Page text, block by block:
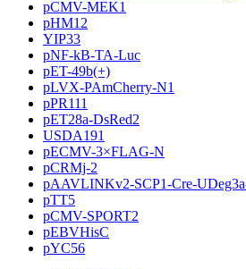
pCMV-MEK1
pHM12
YIP33
pNF-kB-TA-Luc
pET-49b(+)
pLVX-PAmCherry-N1
pPR111
pET28a-DsRed2
USDA191
pECMV-3×FLAG-N
pCRMj-2
pAAVLINKv2-SCP1-Cre-
pTT5
pCMV-SPORT2
pEBVHisC
pYC56